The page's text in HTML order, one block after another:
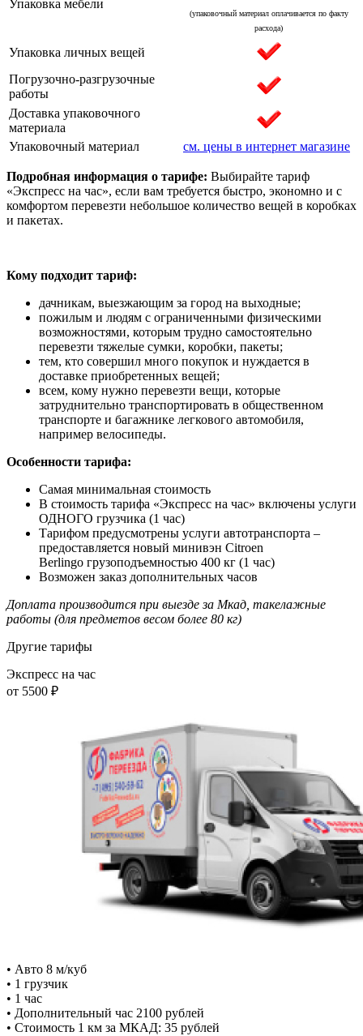
Упаковка мебели
(упаковочный материал оплачивается по факту
расхода)
Упаковка личных вещей
Погрузочно-разгрузочные
работы
Доставка упаковочного
материала
Упаковочный материал
см. цены в интернет магазине
Подробная информация о тарифе: Выбирайте тариф
«Экспресс на час», если вам требуется быстро, экономно и с
комфортом перевезти небольшое количество вещей в коробках
и пакетах.
Кому подходит тариф:
дачникам, выезжающим за город на выходные;
пожилым и людям с ограниченными физическими
возможностями, которым трудно самостоятельно
перевезти тяжелые сумки, коробки, пакеты;
тем, кто совершил много покупок и нуждается в
доставке приобретенных вещей;
всем, кому нужно перевезти вещи, которые
затруднительно транспортировать в общественном
транспорте и багажнике легкового автомобиля,
например велосипеды.
Особенности тарифа:
Самая минимальная стоимость
В стоимость тарифа «Экспресс на час» включены услуги
ОДНОГО грузчика (1 час)
Тарифом предусмотрены услуги автотранспорта –
предоставляется новый минивэн Citroen
Berlingo грузоподъемностью 400 кг (1 час)
Возможен заказ дополнительных часов
Доплата производится при выезде за Мкад, такелажные
работы (для предметов весом более 80 кг)
Другие тарифы
Экспресс на час
от 5500 ₽
• Авто 8 м/куб
• 1 грузчик
• 1 час
• Дополнительный час 2100 рублей
• Стоимость 1 км за МКАД: 35 рублей